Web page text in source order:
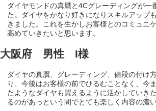
ダイヤモンドの真贋と4Cグレーディングが一
た。ダイヤをかなり好きになりスキルアップ
きました。これを生かしお客様とのコミュニ
高めていきたいと思います。
大阪府 男性 I様
ダイヤの真贋、グレーディング、値段の付け
り、今後はお客様の前でひるむことなく、今
たようなダイヤも買えるように活かしていき
るのがあっという間でとても楽しく内容の濃